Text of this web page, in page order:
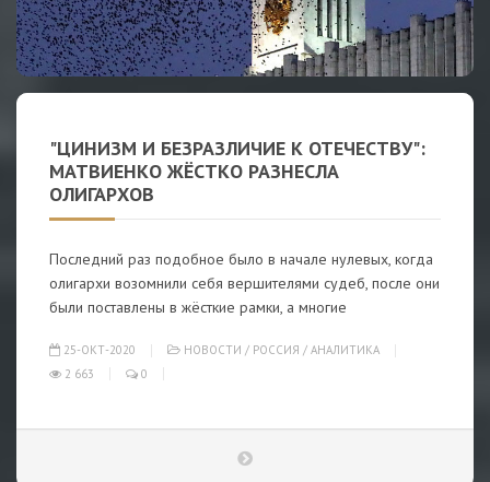
"ЦИНИЗМ И БЕЗРАЗЛИЧИЕ К ОТЕЧЕСТВУ":
МАТВИЕНКО ЖЁСТКО РАЗНЕСЛА
ОЛИГАРХОВ
Последний раз подобное было в начале нулевых, когда
олигархи возомнили себя вершителями судеб, после они
были поставлены в жёсткие рамки, а многие
25-ОКТ-2020 НОВОСТИ / РОССИЯ / АНАЛИТИКА
2 663
0